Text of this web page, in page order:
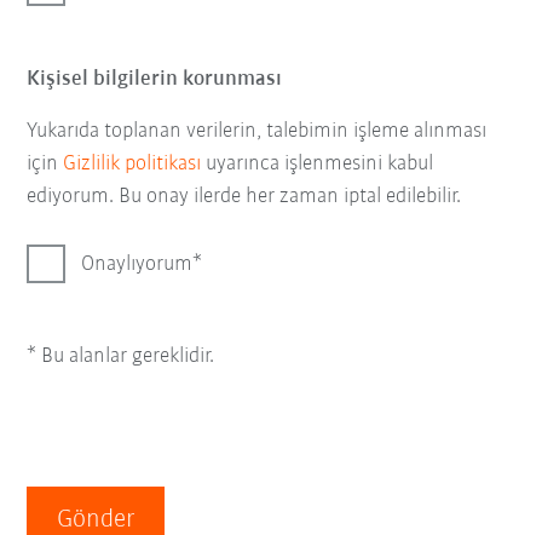
Kişisel bilgilerin korunması
Yukarıda toplanan verilerin, talebimin işleme alınması
için Gizlilik politikası uyarınca işlenmesini kabul
ediyorum. Bu onay ilerde her zaman iptal edilebilir.
Onaylıyorum
* Bu alanlar gereklidir.
Gönder